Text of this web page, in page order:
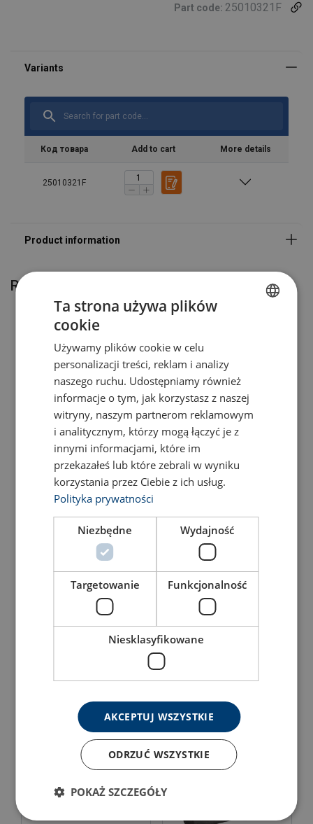
Part code: 25010321F
Код товара Add to cart More details
25010321F
Related products
Smartbar FORANKRA HD
View Product
Smartbar 2.0
View Product
Планка крепления Airline
Планка крепления Airline
View Product
ENGLISH TRANSLATION
Ta strona używa plików
cookie
Używamy plików cookie w celu
personalizacji treści, reklam i analizy
naszego ruchu. Udostępniamy również
informacje o tym, jak korzystasz z naszej
witryny, naszym partnerom reklamowym
i analitycznym, którzy mogą łączyć je z
innymi informacjami, które im
przekazałeś lub które zebrali w wyniku
korzystania przez Ciebie z ich usług.
Polityka prywatności
Niezbędne Wydajność
Targetowanie Funkcjonalność
Niesklasyfikowane
AKCEPTUJ WSZYSTKIE
ODRZUĆ WSZYSTKIE
POKAŻ SZCZEGÓŁY